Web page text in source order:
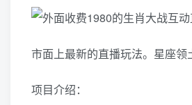
市面上最新的直播玩法。星座
项目介绍：